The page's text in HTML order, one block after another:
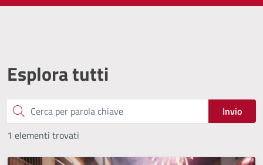
Esplora tutti
Cerca
Invio
1 elementi trovati